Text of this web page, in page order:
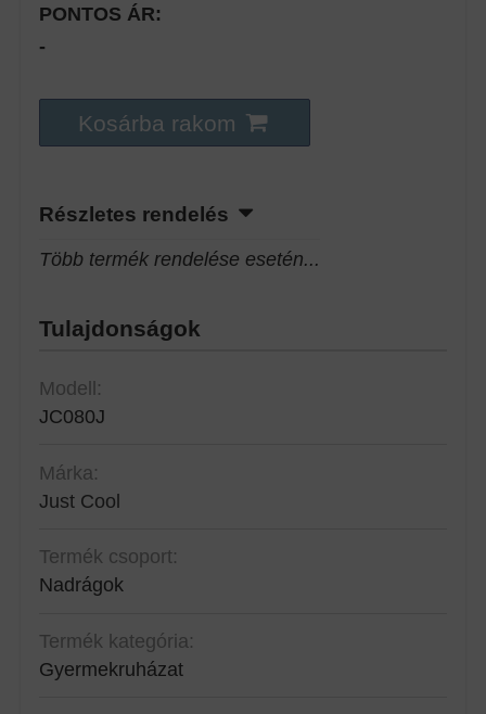
PONTOS ÁR:
-
Kosárba rakom
Részletes rendelés
Több termék rendelése esetén...
Tulajdonságok
Modell:
JC080J
Márka:
Just Cool
Termék csoport:
Nadrágok
Termék kategória:
Gyermekruházat